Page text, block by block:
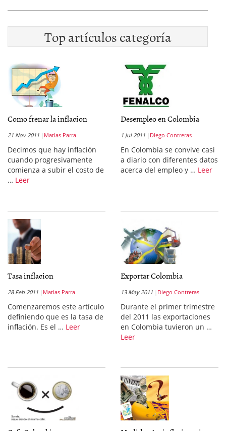
Top artículos categoría
Como frenar la inflacion
21 Nov 2011 Matias Parra
Decimos que hay inflación
cuando progresivamente
comienza a subir el costo de
… Leer
Desempleo en Colombia
1 Jul 2011 Diego Contreras
En Colombia se convive casi
a diario con diferentes datos
acerca del empleo y … Leer
Tasa inflacion
28 Feb 2011 Matias Parra
Comenzaremos este artículo
definiendo que es la tasa de
inflación. Es el … Leer
Exportar Colombia
13 May 2011 Diego Contreras
Durante el primer trimestre
del 2011 las exportaciones
en Colombia tuvieron un …
Leer